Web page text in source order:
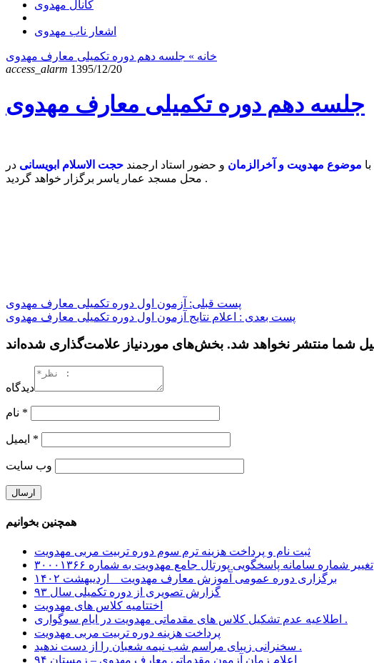
کانال مهدوی
اشعار ناب مهدوی
خانه » جلسه دهم دوره تکمیلی معارف مهدوی
access_alarm 1395/12/20
جلسه دهم دوره تکمیلی معارف مهدوی
موضوع مهدویت و آخرالزمان و حضور استاد ارجمند حجت الاسلام ابویسانی در
محل مسجد عمار یاسر برگزار خواهد گردید .
پست قبلی: آزمون اول دوره تکمیلی معارف مهدوی
پست بعدی : اعلام نتایج آزمون اول دوره تکمیلی معارف مهدوی
دیدگاه
*
*
وب‌ سایت
همچنین بخوانیم
ثبت نام و پرداخت هزینه ترم سوم دوره تربیت مربی مهدویت
تغییر شماره سامانه پاسخگویی پورتال جامع مهدویت به شماره ۳۰۰۰۱۳۶۶
برگزاری دوره عمومی آموزش معارف مهدویت _ اردیبهشت ۱۴۰۲
گزارش تصویری از دوره تکمیلی سال ۹۳
اختتامیه کلاس های مهدویت
اطلاعیه عدم تشکیل کلاس های مقدماتی مهدویت در ایام سوگواری .
پرداخت هزینه دوره تربیت مربی مهدویت
سخنرانی زیبای مراسم شب نیمه شعبان را از دست ندهید .
اعلام زمان آزمون مقدماتی معارف مهدوی – زمستان ۹۴